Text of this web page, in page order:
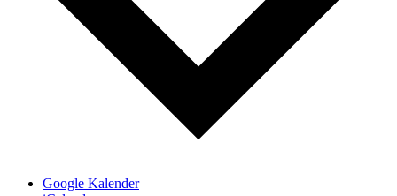
Google Kalender